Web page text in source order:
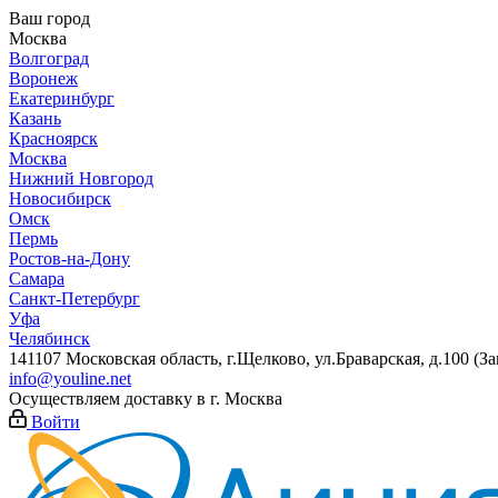
Ваш город
Москва
Волгоград
Воронеж
Екатеринбург
Казань
Красноярск
Москва
Нижний Новгород
Новосибирск
Омск
Пермь
Ростов-на-Дону
Самара
Санкт-Петербург
Уфа
Челябинск
141107 Московская область, г.Щелково, ул.Браварская, д.100
info@youline.net
Осуществляем доставку в г. Москва
Войти